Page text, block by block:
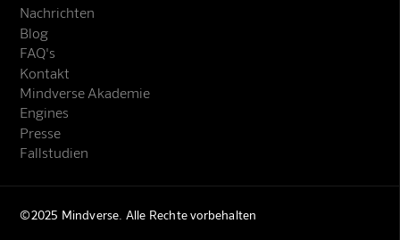
Online · KI-Assistent
Mindverse
Nachrichten
Blog
FAQ's
Kontakt
Mindverse Akademie
Engines
Presse
Fallstudien
©2025 Mindverse. Alle Rechte vorbehalten